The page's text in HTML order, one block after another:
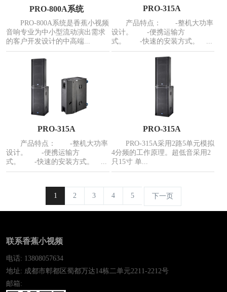
PRO-800A系统
PRO-800A系统是香蕉小视频
音响专业为中小型流动演出需求
的客户开发设计的中高端...
PRO-315A
产品特点： -整机大功率
设计。 -便携运输方
式。 -快速的安装方式。 ...
PRO-315A
产品特点： -整机大功率
设计。 -便携运输方
式。 -快速的安装方式。 ...
PRO-315A
PRO-315A采用2路5单元模拟
4分频的工作原理。超低音采用2
只15寸 单...
1 2 3 4 5 下一页
联系香蕉小视频
电话: 13808057634
地址: 成都市郫都区蜀都万达14栋二单元2211-2212号
邮箱: